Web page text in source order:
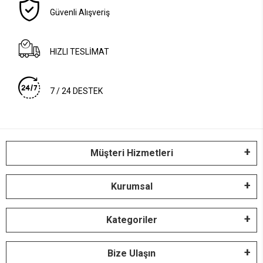
türlü üst giyimle rahatça uyum sağlar.
konforun mükemmel bir kombinasyonunu sunar. Rahat
bir kot veya eşofman altıyla giyebilir veya bir elbise
seçimi, bu kombinlerin tarzınızı tamamlamasına
yardımcı olabilir.
Elbiseler ve tişörtler, kadınların gardıroplarının temel
kombinleyerek sonbaharın serin havasına karşı koruma
Tişörtler, skinny jeanler veya dökümlü
sunar. Aksesuarlar ve ayakkabılar, elbise ve tişört
Güvenli Alışveriş
HIZLI TESLİMAT
7 / 24 DESTEK
Müşteri Hizmetleri
Kurumsal
Kategoriler
Bize Ulaşın